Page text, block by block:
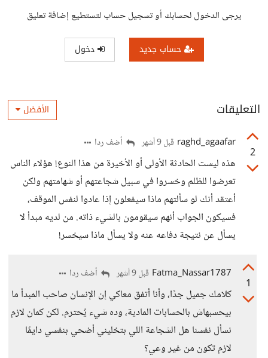
يرجى الدخول لحسابك أو تسجيل حساب لتستطيع إضافة تعليق
حساب جديد دخول
التعليقات الأفضل
2
raghd_agaafar قبل 9 أشهر أضف ردا
هذه ليست الحادثة الأولى أو الأخيرة من هذا النوع! هؤلاء الناس
تعرضوا للظلم وخسروا في سبيل شجاعتهم أو شهامتهم ولكن
أعتقد أنك لو سألتهم ماذا سيفعلون إذا عادوا لنفس الموقف،
فسيكون الجواب أنهم سيقومون بالشيء ذاته. من لديه مبدأ لا
يسأل عن نتيجة دفاعه عنه ولا يسأل ماذا سيخسر!
1
Fatma_Nassar1787 قبل 9 أشهر أضف ردا
كلامك جميل جدًا، وأنا أتفق معاكي إن الإنسان صاحب المبدأ ما
بيحسبهاش بالحسابات المادية، وده شيء يُحترم. لكن كمان لازم
نسأل نفسنا هل الشجاعة اللي بتخليني أضحي بنفسي دايمًا
لازم تكون من غير وعي؟